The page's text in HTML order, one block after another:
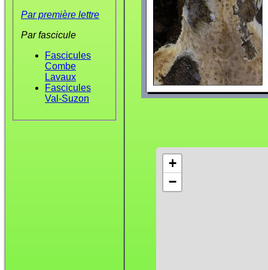
Par première lettre
Par fascicule
Fascicules
Combe
Lavaux
Fascicules
Val-Suzon
+
−